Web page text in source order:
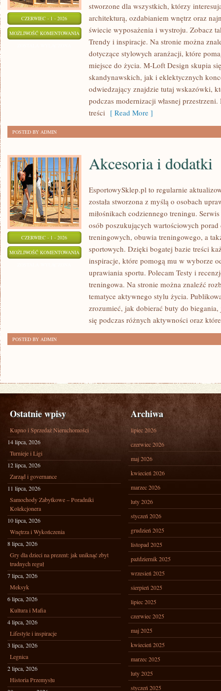
CZERWIEC - 1 - 2026
MOŻLIWOŚĆ KOMENTOWANIA ARANŻACJA
PROJEKTOWANIE
WNĘTRZ
stworzone dla wszystkich, którzy
architekturą, ozdabianiem wnętrz oraz
świecie wyposażenia i wystroju. Zobacz
Trendy i inspiracje. Na stronie można
dotyczące stylowych aranżacji, które
miejsce do życia. M-Loft Design skupia
skandynawskich, jak i eklektycznych
odwiedzający znajdzie tutaj wskazówki,
podczas modernizacji własnej
treści [ Read More ]
POSTED BY ADMIN
CZERWIEC - 1 - 2026
MOŻLIWOŚĆ KOMENTOWANIA AKCESORIA
DODATKI
Akcesoria i dodatki
EsportowySklep.pl to regularnie
została stworzona z myślą o osobach
miłośnikach codziennego treningu.
osób poszukujących wartościowych
treningowych, obuwia treningowego, a
sportowych. Dzięki bogatej bazie treści
inspiracje, które pomogą mu w wyborze
uprawiania sportu. Polecam Testy i
treningowa. Na stronie można znaleźć
tematyce aktywnego stylu życia.
zrozumieć, jak dobierać buty do
się podczas różnych aktywności oraz
POSTED BY ADMIN
Ostatnie wpisy
Kupno i Sprzedaż Nieruchomości
14 lipca, 2026
Turnieje i Ligi
12 lipca, 2026
Zarząd i governance
11 lipca, 2026
Samochody Zabytkowe – Poradniki
Kolekcjonera
10 lipca, 2026
Wnętrza i Wykończenia
8 lipca, 2026
Gry dla dzieci na prezent: jak uniknąć zbyt
trudnych reguł
7 lipca, 2026
Meksyk
6 lipca, 2026
Kultura i Mafia
4 lipca, 2026
Lifestyle i inspiracje
3 lipca, 2026
Legnica
2 lipca, 2026
Historia Przemysłu
Archiwa
lipiec 2026
czerwiec 2026
maj 2026
kwiecień 2026
marzec 2026
luty 2026
styczeń 2026
grudzień 2025
listopad 2025
październik 2025
wrzesień 2025
sierpień 2025
lipiec 2025
czerwiec 2025
maj 2025
kwiecień 2025
marzec 2025
luty 2025
styczeń 2025